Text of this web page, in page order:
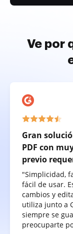
Ve por
Gran
PDF con
previo
"Simplicidad,
fácil de usar.
cambios y
utiliza junto a
siempre se
preocuparte